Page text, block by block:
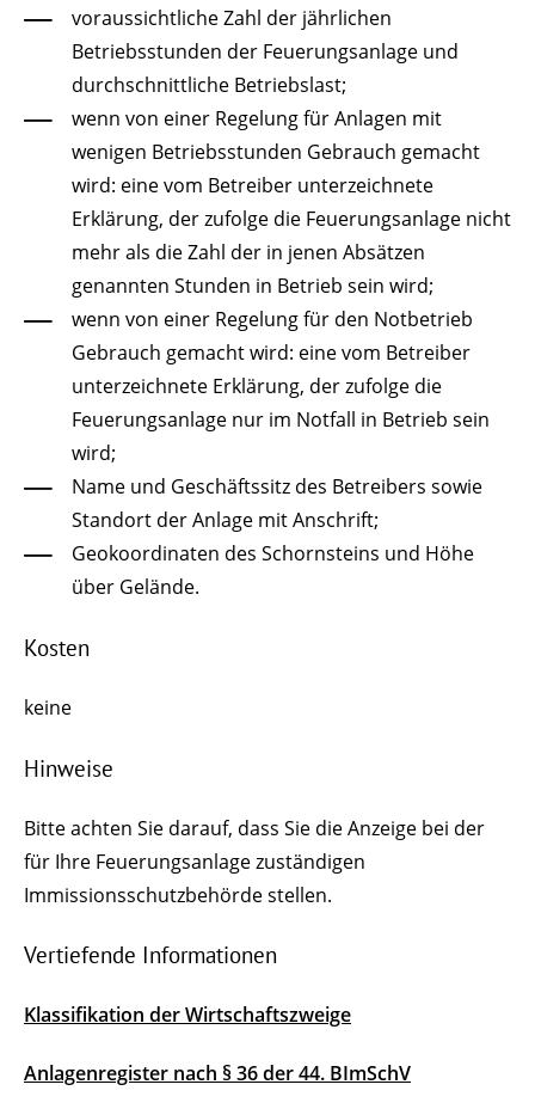
voraussichtliche Zahl der jährlichen
Betriebsstunden der Feuerungsanlage und
durchschnittliche Betriebslast;
wenn von einer Regelung für Anlagen mit
wenigen Betriebsstunden Gebrauch gemacht
wird: eine vom Betreiber unterzeichnete
Erklärung, der zufolge die Feuerungsanlage nicht
mehr als die Zahl der in jenen Absätzen
genannten Stunden in Betrieb sein wird;
wenn von einer Regelung für den Notbetrieb
Gebrauch gemacht wird: eine vom Betreiber
unterzeichnete Erklärung, der zufolge die
Feuerungsanlage nur im Notfall in Betrieb sein
wird;
Name und Geschäftssitz des Betreibers sowie
Standort der Anlage mit Anschrift;
Geokoordinaten des Schornsteins und Höhe
über Gelände.
Kosten
keine
Hinweise
Bitte achten Sie darauf, dass Sie die Anzeige bei der
für Ihre Feuerungsanlage zuständigen
Immissionsschutzbehörde stellen.
Vertiefende Informationen
Klassifikation der Wirtschaftszweige
Anlagenregister nach § 36 der 44. BImSchV